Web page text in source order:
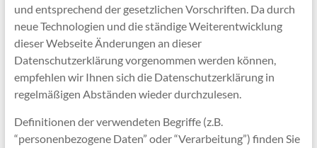
und entsprechend der gesetzlichen Vorschriften. Da durch
neue Technologien und die ständige Weiterentwicklung
dieser Webseite Änderungen an dieser
Datenschutzerklärung vorgenommen werden können,
empfehlen wir Ihnen sich die Datenschutzerklärung in
regelmäßigen Abständen wieder durchzulesen.
Definitionen der verwendeten Begriffe (z.B.
“personenbezogene Daten” oder “Verarbeitung”) finden Sie